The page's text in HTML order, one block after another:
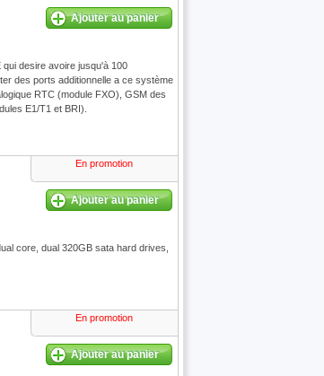
Ajouter au panier
desire avoire jusqu'à 100
des ports additionnelle a ce système
RTC (module FXO), GSM des
E1/T1 et BRI).
En promotion
Ajouter au panier
core, dual 320GB sata hard drives,
En promotion
Ajouter au panier